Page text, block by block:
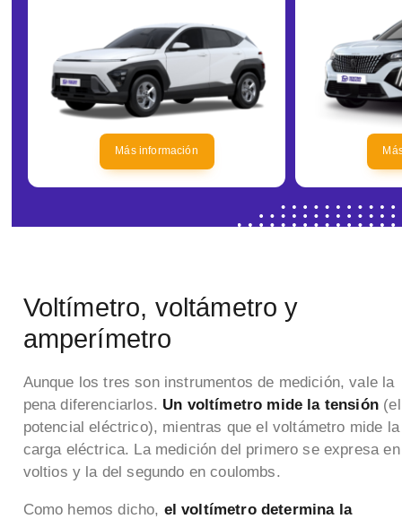
Más información
Voltímetro, voltámetro y
amperímetro
Aunque los tres son instrumentos de medición, vale la
pena diferenciarlos. Un voltímetro mide la tensión (el
potencial eléctrico), mientras que el voltámetro mide la
carga eléctrica. La medición del primero se expresa en
voltios y la del segundo en coulombs.
Como hemos dicho, el voltímetro determina la